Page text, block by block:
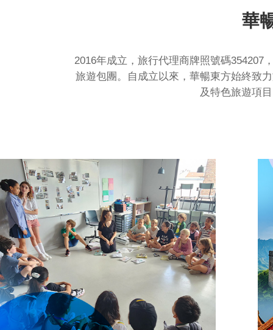
華
2016年成立，旅行代理商牌照號碼354207
旅遊包團。自成立以來，華暢東方始終致
及特色旅遊項